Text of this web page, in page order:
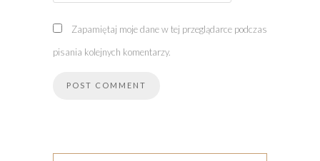
Zapamiętaj moje dane w tej przeglądarce podczas
pisania kolejnych komentarzy.